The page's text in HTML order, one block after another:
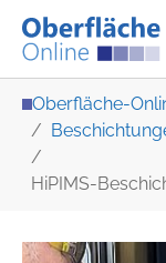
Oberfläche-
HiPIMS-